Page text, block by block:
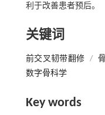
利于改善患者预后。
关键词
前交叉韧带翻修 /
数字骨科学
Key words